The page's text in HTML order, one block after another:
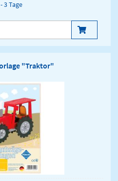
3 Tage
"Traktor"